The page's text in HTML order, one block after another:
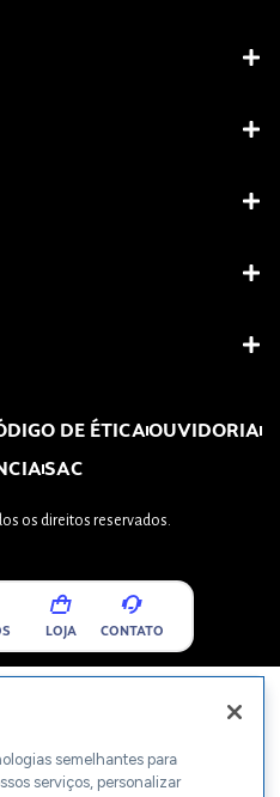
DE ÉTICAOUVIDORIA
SAC
os direitos reservados.
LOJA CONTATO
semelhantes para
serviços, personalizar